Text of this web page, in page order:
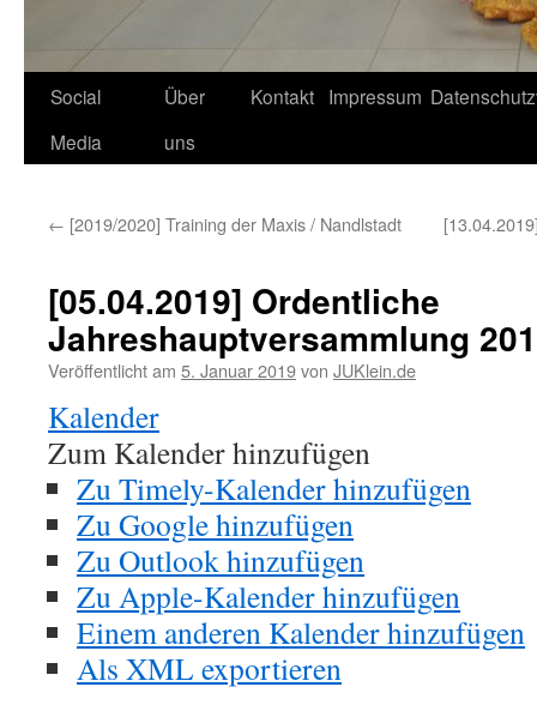
Social
Media
Über
uns
Kontakt Impressum
← [2019/2020] Training der Maxis / Nandlstadt
[05.04.2019] Ordentliche
Jahreshauptversammlung
Veröffentlicht am 5. Januar 2019von JUKlein.de
Kalender
Zum Kalender hinzufügen
Zu Timely-Kalender hinzufügen
Zu Google hinzufügen
Zu Outlook hinzufügen
Zu Apple-Kalender hinzufügen
Einem anderen Kalender hinzufügen
Als XML exportieren